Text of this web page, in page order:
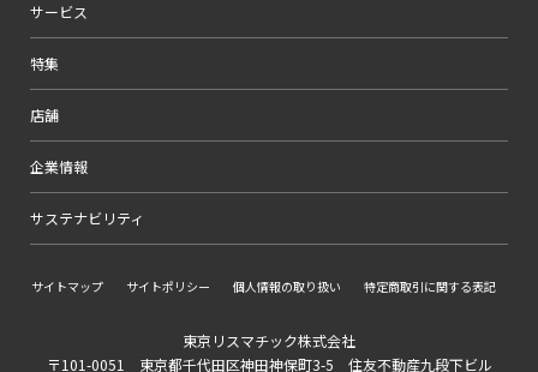
サービス
特集
店舗
企業情報
サステナビリティ
サイトマップ サイトポリシー 個人情報の取り扱い 特定商取引に関する表記
東京リスマチック株式会社
〒101-0051 東京都千代田区神田神保町3-5 住友不動産九段下ビル